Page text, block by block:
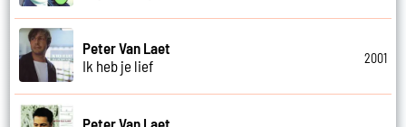
Peter Van Laet
Ik heb je lief
2001
Peter Van Laet